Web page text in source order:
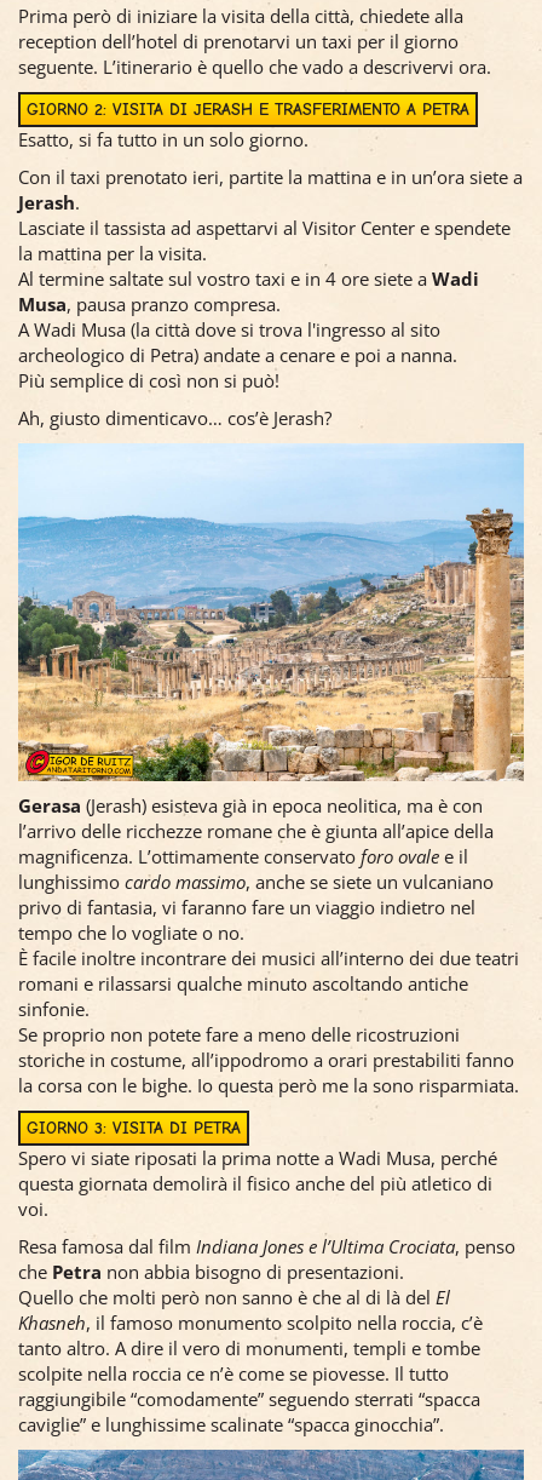
Prima però di iniziare la visita della città, chiedete alla
reception dell’hotel di prenotarvi un taxi per il giorno
seguente. L’itinerario è quello che vado a descrivervi ora.
GIORNO 2: VISITA DI JERASH E TRASFERIMENTO A PETRA
Esatto, si fa tutto in un solo giorno.
Con il taxi prenotato ieri, partite la mattina e in un’ora siete a
Jerash.
Lasciate il tassista ad aspettarvi al Visitor Center e spendete
la mattina per la visita.
Al termine saltate sul vostro taxi e in 4 ore siete a Wadi
Musa, pausa pranzo compresa.
A Wadi Musa (la città dove si trova l'ingresso al sito
archeologico di Petra) andate a cenare e poi a nanna.
Più semplice di così non si può!
Ah, giusto dimenticavo… cos’è Jerash?
Gerasa (Jerash) esisteva già in epoca neolitica, ma è con
l’arrivo delle ricchezze romane che è giunta all’apice della
magnificenza. L’ottimamente conservato foro ovale e il
lunghissimo cardo massimo, anche se siete un vulcaniano
privo di fantasia, vi faranno fare un viaggio indietro nel
tempo che lo vogliate o no.
È facile inoltre incontrare dei musici all’interno dei due teatri
romani e rilassarsi qualche minuto ascoltando antiche
sinfonie.
Se proprio non potete fare a meno delle ricostruzioni
storiche in costume, all’ippodromo a orari prestabiliti fanno
la corsa con le bighe. Io questa però me la sono risparmiata.
GIORNO 3: VISITA DI PETRA
Spero vi siate riposati la prima notte a Wadi Musa, perché
questa giornata demolirà il fisico anche del più atletico di
voi.
Resa famosa dal film Indiana Jones e l’Ultima Crociata, penso
che Petra non abbia bisogno di presentazioni.
Quello che molti però non sanno è che al di là del El
Khasneh, il famoso monumento scolpito nella roccia, c’è
tanto altro. A dire il vero di monumenti, templi e tombe
scolpite nella roccia ce n’è come se piovesse. Il tutto
raggiungibile “comodamente” seguendo sterrati “spacca
caviglie” e lunghissime scalinate “spacca ginocchia”.